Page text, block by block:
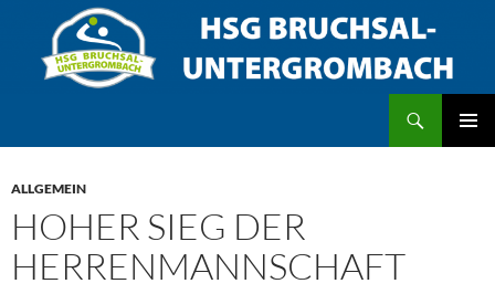
springen
ALLGEMEIN
HOHER SIEG DER
HERRENMANNSCHAFT